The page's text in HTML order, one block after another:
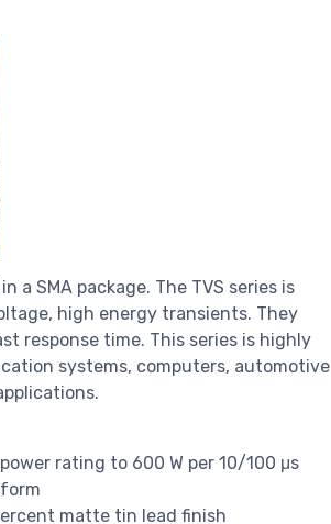
a SMA package. The TVS series is
high energy transients. They
response time. This series is highly
systems, computers, automotive
rating to 600 W per 10/100 μs
matte tin lead finish